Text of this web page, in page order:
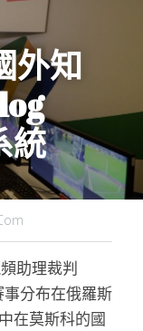
外知
統
助理裁判
分布在俄羅斯
在莫斯科的國